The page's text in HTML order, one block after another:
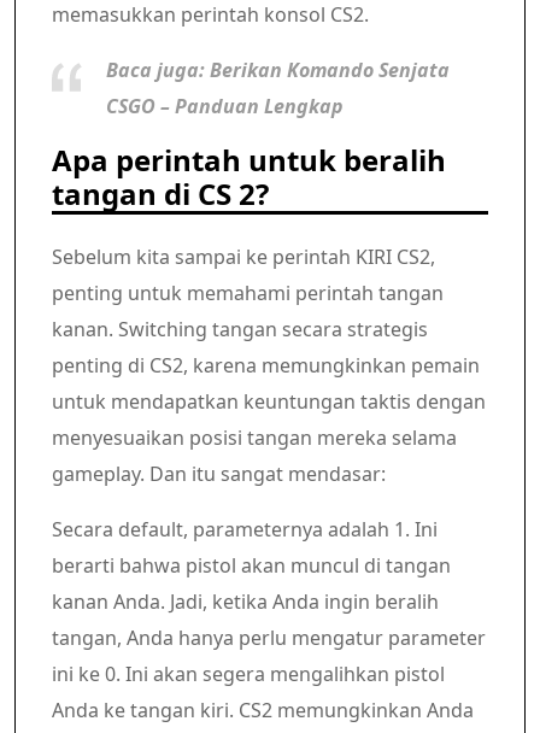
memasukkan perintah konsol CS2.
Baca juga:Berikan Komando Senjata
CSGO – Panduan Lengkap
Apa perintah untuk beralih
tangan di CS 2?
Sebelum kita sampai ke perintah KIRI CS2,
penting untuk memahami perintah tangan
kanan. Switching tangan secara strategis
penting di CS2, karena memungkinkan pemain
untuk mendapatkan keuntungan taktis dengan
menyesuaikan posisi tangan mereka selama
gameplay. Dan itu sangat mendasar:
Secara default, parameternya adalah 1. Ini
berarti bahwa pistol akan muncul di tangan
kanan Anda. Jadi, ketika Anda ingin beralih
tangan, Anda hanya perlu mengatur parameter
ini ke 0. Ini akan segera mengalihkan pistol
Anda ke tangan kiri. CS2 memungkinkan Anda